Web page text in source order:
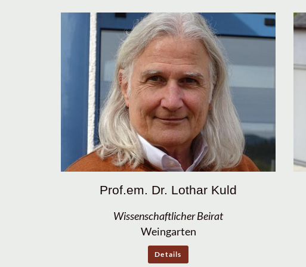
Prof.em. Dr. Lothar Kuld
Wissenschaftlicher Beirat
Weingarten
Details